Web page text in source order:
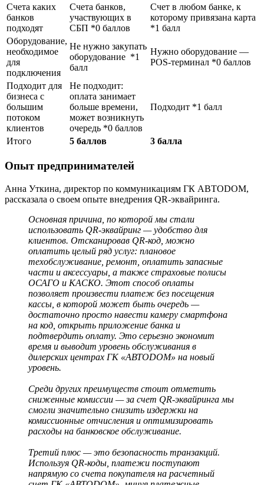
Счета каких
банков
подходят
Счета банков,
участвующих в
СБП *0 баллов
Счет в любом банке, к
которому привязана карта
*1 балл
Оборудование,
необходимое
для
подключения
Не нужно закупать
оборудование *1
балл
Нужно оборудование —
POS-терминал *0 баллов
Подходит для
бизнеса с
большим
потоком
клиентов
Не подходит:
оплата занимает
больше времени,
может возникнуть
очередь *0 баллов
Подходит *1 балл
Итого 5 баллов 3 балла
Опыт предпринимателей
Анна Уткина, директор по коммуникациям ГК ABTODOM,
рассказала о своем опыте внедрения QR-эквайринга.
Основная причина, по которой мы стали
использовать QR-эквайринг — удобство для
клиентов. Отсканировав QR-код, можно
оплатить целый ряд услуг: плановое
техобслуживание, ремонт, оплатить запасные
части и аксессуары, а также страховые полисы
ОСАГО и КАСКО. Этот способ оплаты
позволяет произвести платеж без посещения
кассы, в которой может быть очередь —
достаточно просто навести камеру смартфона
на код, открыть приложение банка и
подтвердить оплату. Это серьезно экономит
время и выводит уровень обслуживания в
дилерских центрах ГК «АВТОDOM» на новый
уровень.
Среди других преимуществ стоит отметить
сниженные комиссии — за счет QR-эквайринга мы
смогли значительно снизить издержки на
комиссионные отчисления и оптимизировать
расходы на банковское обслуживание.
Третий плюс — это безопасность транзакций.
Используя QR-коды, платежи поступают
напрямую со счета покупателя на расчетный